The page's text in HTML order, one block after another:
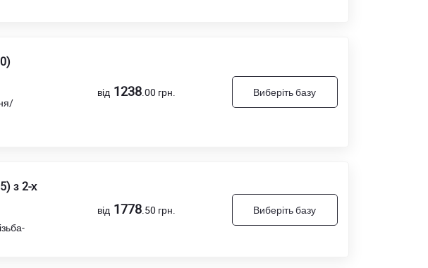
від 1238.00 грн. Виберіть базу
з 2-х
від 1778 .50 грн. Виберіть базу